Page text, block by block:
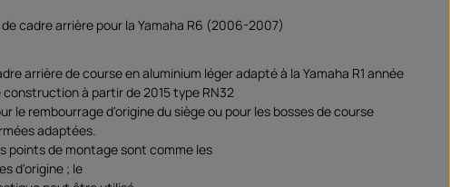
cadre arrière pour la Yamaha R6 (2006-2007)
arrière de course en aluminium léger adapté à la Yamaha R1 année
construction à partir de 2015 type RN32
le rembourrage d'origine du siège ou pour les bosses de course
adaptées.
points de montage sont comme les
d'origine ; le